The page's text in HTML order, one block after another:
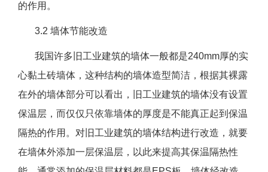
的作用。
3.2 墙体节能改造
我国许多旧工业建筑的墙体一般都是240mm厚的实
心黏土砖墙体，这种结构的墙体造型简洁，根据其裸露
在外的墙体部分可以看出，旧工业建筑的墙体没有设置
保温层，而仅仅只依靠墙体的厚度是不能真正起到保温
隔热的作用。对旧工业建筑的墙体结构进行改造，就要
在墙体外添加一层保温层，以此来提高其保温隔热性